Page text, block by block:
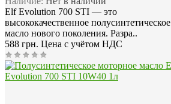
Elf Evolution 700 STI — это
высококачественное полусинтетическое
масло нового поколения. Разра..
588 грн. Цена с учётом НДС